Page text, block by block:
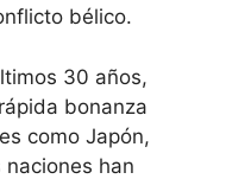
bélico.
30 años,
bonanza
como Japón,
naciones han